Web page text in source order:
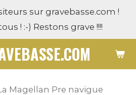
sur gravebasse.com !
! :-) Restons grave !!!!
Magellan Pre navigue